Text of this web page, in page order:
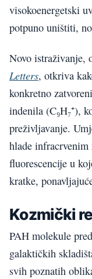
visokoenergetski
potpuno uništiti,
Novo istraživanje,
Letters, otkriva
konkretno
indenila (C₉H₇⁺),
preživljavanje.
hlade infracrvenim
fluorescencije u
kratke,
Kozmički
PAH molekule
galaktičkih
svih poznatih